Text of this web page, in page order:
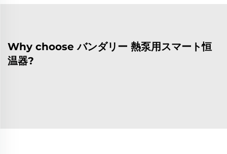
Why choose バンダリー 熱泵用スマート恒
温器?